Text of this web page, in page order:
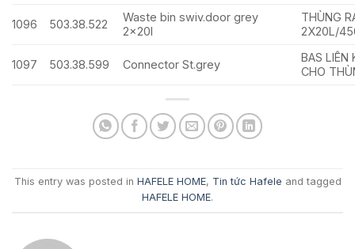
1096 503.38.522
Waste bin swiv.door grey
2x20l
THÙNG
2X20L/
1097 503.38.599 Connector St.grey
BAS LIÊN
CHO
This entry was posted in HAFELE HOME, Tin tức Hafele and tagged
HAFELE HOME.